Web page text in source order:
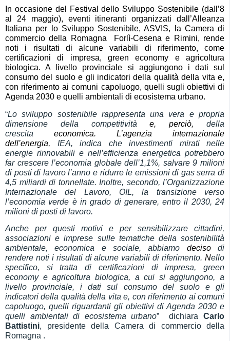
In occasione del Festival dello Sviluppo Sostenibile (daIl’8
al 24 maggio), eventi itineranti organizzati da ll’Alleanza
Italiana per lo Sviluppo Sostenibile, ASVIS, la Camera di
commercio della Romagna  Forlì-Cesena e Rimini, rende
noti i risultati di alcune variabili di riferimento, come
certificazioni di impresa, green economy e agricoltura
biologica. A livello provinciale si aggiungono i dati sul
consumo del suolo e gli indicatori della qualità della vita e,
con riferimento ai comuni capoluogo, quelli sugli obiettivi di
Agenda 2030 e quelli ambientali di ecosistema urbano.
“Lo sviluppo sostenibile rappresenta una vera e propria
dimensione della competitivitàe, perciò, della
crescita economica. L’agenzia internazionale
dell’energia, IEA, indica che investimenti mirati nelle
energie rinnovabili e nell’efficienza energetica potrebbero
far crescere l’economia globale dell’1,1%, salvare 9 milioni
di posti di lavoro l’anno e ridurre le emissioni di gas serra di
4,5 miliardi di tonnellate. Inoltre, secondo, l’Organizzazione
Internazionale del Lavoro, OIL, la transizione verso
l’economia verde è in grado di generare, entro il 2030, 24
milioni di posti di lavoro.
Anche per questi motivi e per sensibilizzare cittadini,
associazioni e imprese sulle tematiche della sostenibilità
ambientale, economica e sociale, abbiamo decisodi
rendere noti i risultati di alcune variabili di riferimento. Nello
specifico, si tratta di certificazioni di impresa, green
economy e agricoltura biologica, a cui si aggiungono, a
livello provinciale, i dati sul consumo del suolo e gli
indicatori della qualità della vita e, con riferimento ai comuni
capoluogo, quelli riguardanti gli obiettivi di Agenda 2030 e
quelli ambientali di ecosistema urbano”  dichiaraCarlo
Battistini, presidente della Camera di commercio della
Romagna .